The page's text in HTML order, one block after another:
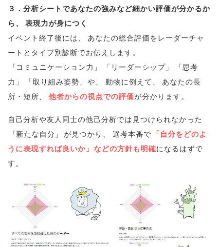
３．分析シートであなたの強みなど細かい評価が分かるか
ら、 表現力が身につく
イベント終了後には
あなたの総合評価をレーダーチャ
ートとタイプ別診断でお伝えします。
「コミュニケーション力 」 「 リーダーシップ 」 「思考
力 」 「取り組み姿勢 」 や 動物に例えて
あなたの長
所・短所
他者からの視点での評価が分かります。
自己分析や友人同士の他己分析では見つけられなかった
「新たな自分 」 が見つかり 選考本番で 「自分をどのよ
うに表現すれば良いか」 などの方針も明確になるはずで
す。